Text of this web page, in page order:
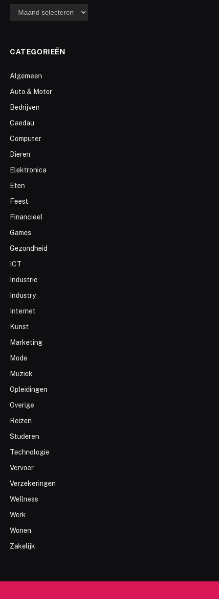
archief
CATEGORIEËN
Algemeen
Auto & Motor
Bedrijven
Caedau
Computer
Dieren
Elektronica
Eten
Feest
Financieel
Games
Gezondheid
ICT
Industrie
Industry
Internet
Kunst
Marketing
Mode
Muziek
Opleidingen
Overige
Reizen
Studeren
Technologie
Vervoer
Verzekeringen
Wellness
Werk
Wonen
Zakelijk